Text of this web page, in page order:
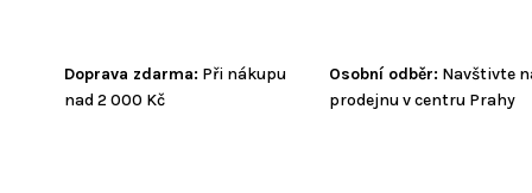
Doprava zdarma: Při nákupu
nad 2 000 Kč
Osobní odběr: Navštivte
prodejnu v centru Prahy